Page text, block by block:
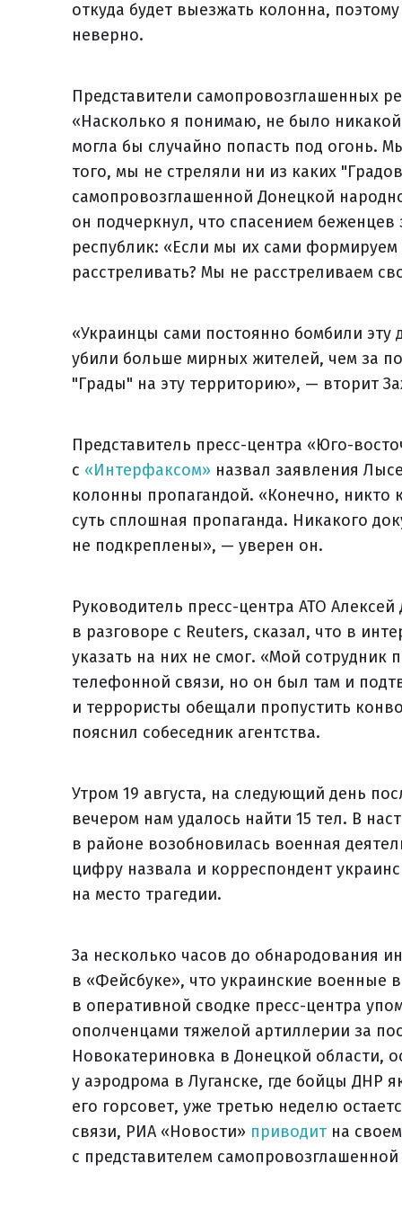
откуда будет выезжать колонна,
неверно.
Представители самопровозглашенных
«Насколько я понимаю, не было
могла бы случайно попасть под огонь.
того, мы не стреляли ни из каких
самопровозглашенной Донецкой
он подчеркнул, что спасением
республик: «Если мы их сами
расстреливать? Мы не расстреливаем
«Украинцы сами постоянно бомбили эту
убили больше мирных жителей, чем за
"Грады" на эту территорию», — вторит
Представитель пресс-центра «Юго-
с «Интерфаксом» назвал заявления
колонны пропагандой. «Конечно, никто
суть сплошная пропаганда. Никакого
не подкреплены», — уверен он.
Руководитель пресс-центра АТО
в разговоре с Reuters, сказал, что в
указать на них не смог. «Мой сотрудник
телефонной связи, но он был там и
и террористы обещали пропустить
пояснил собеседник агентства.
Утром 19 августа, на следующий день
вечером нам удалось найти 15 тел. В
в районе возобновилась военная
цифру назвала и корреспондент
на место трагедии.
За несколько часов до обнародования
в «Фейсбуке», что украинские
в оперативной сводке пресс-центра
ополченцами тяжелой артиллерии за
Новокатериновка в Донецкой области,
у аэродрома в Луганске, где бойцы ДНР
его горсовет, уже третью неделю
связи, РИА «Новости» приводит на
с представителем